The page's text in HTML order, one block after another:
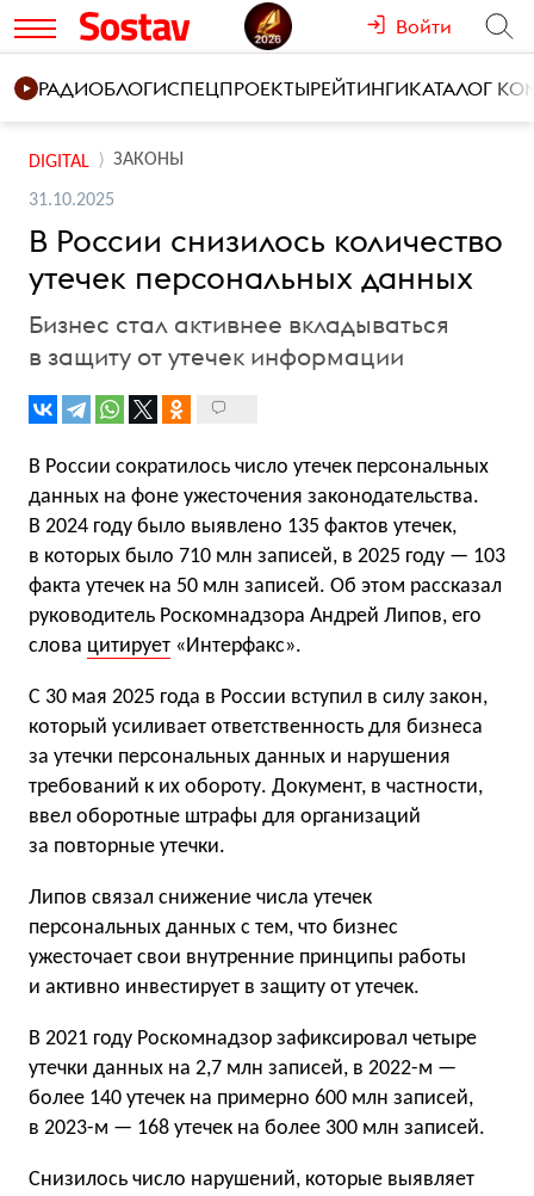
Войти
РАДИОБЛОГИСПЕЦПРОЕКТЫРЕЙТИНГИКАТАЛОГ
DIGITAL ЗАКОНЫ
31.10.2025
В России снизилось количество
утечек персональных данных
Бизнес стал активнее вкладываться
в защиту от утечек информации
В России сократилось число утечек персональных
данных на фоне ужесточения законодательства.
В 2024 году было выявлено 135 фактов утечек,
в которых было 710 млн записей, в 2025 году — 103
факта утечек на 50 млн записей. Об этом рассказал
руководитель Роскомнадзора Андрей Липов, его
слова цитирует «Интерфакс».
С 30 мая 2025 года в России вступил в силу закон,
который усиливает ответственность для бизнеса
за утечки персональных данных и нарушения
требований к их обороту. Документ, в частности,
ввел оборотные штрафы для организаций
за повторные утечки.
Липов связал снижение числа утечек
персональных данных с тем, что бизнес
ужесточает свои внутренние принципы работы
и активно инвестирует в защиту от утечек.
В 2021 году Роскомнадзор зафиксировал четыре
утечки данных на 2,7 млн записей, в 2022-м —
более 140 утечек на примерно 600 млн записей,
в 2023-м — 168 утечек на более 300 млн записей.
Снизилось число нарушений, которые выявляет